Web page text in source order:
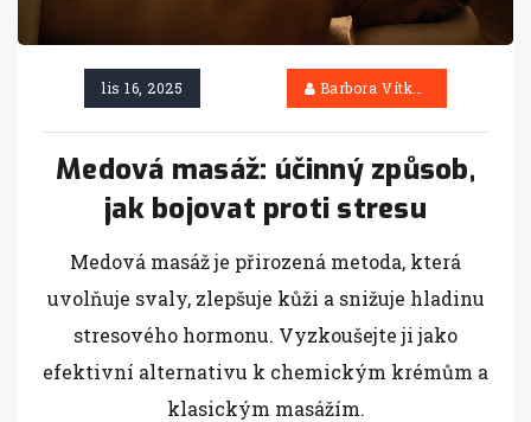
lis 16, 2025 Barbora Vítková
Medová masáž: účinný způsob,
jak bojovat proti stresu
Medová masáž je přirozená metoda, která
uvolňuje svaly, zlepšuje kůži a snižuje hladinu
stresového hormonu. Vyzkoušejte ji jako
efektivní alternativu k chemickým krémům a
klasickým masážím.